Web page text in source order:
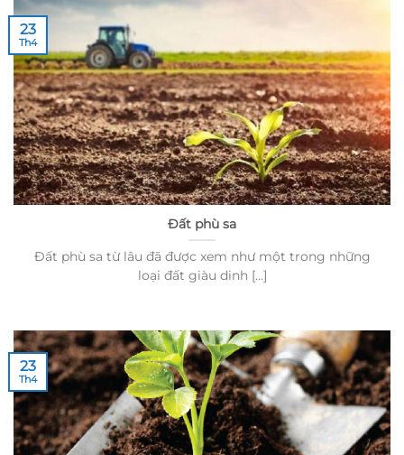
Đất phù sa
Đất phù sa từ lâu đã được xem như một trong những
loại đất giàu dinh [...]
23
Th4
23
Th4